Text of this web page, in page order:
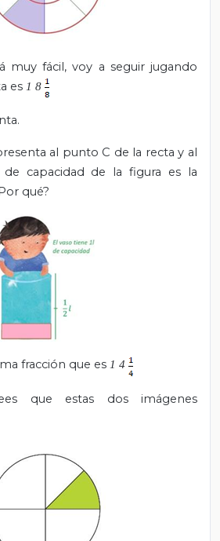
muy fácil, voy a seguir jugando
es 1 8
al punto C de la recta y al
capacidad de la figura es la
qué?
fracción que es 1 4
que estas dos imágenes